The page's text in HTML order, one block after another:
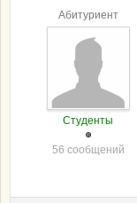
Абитуриент
Студенты
56 сообщений